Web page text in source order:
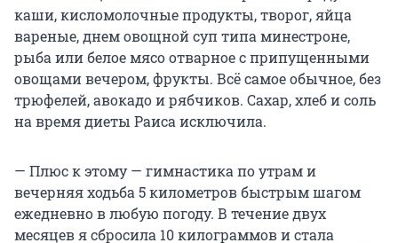
каши, кисломолочные продукты, творог, яйца
вареные, днем овощной суп типа минестроне,
рыба или белое мясо отварное с припущенными
овощами вечером, фрукты. Всё самое обычное, без
трюфелей, авокадо и рябчиков. Сахар, хлеб и соль
на время диеты Раиса исключила.
— Плюс к этому — гимнастика по утрам и
вечерняя ходьба 5 километров быстрым шагом
ежедневно в любую погоду. В течение двух
месяцев я сбросила 10 килограммов и стала